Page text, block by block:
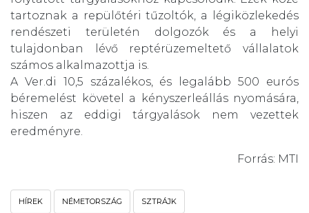
tartoznak a repülőtéri tűzoltók, a légiközlekedés
rendészeti területén dolgozók és a helyi
tulajdonban lévő reptérüzemeltető vállalatok
számos alkalmazottja is.
A Ver.di 10,5 százalékos, és legalább 500 eurós
béremelést követel a kényszerleállás nyomására,
hiszen az eddigi tárgyalások nem vezettek
eredményre.
Forrás: MTI
HÍREK NÉMETORSZÁG SZTRÁJK